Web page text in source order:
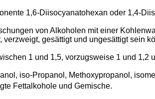
1,6-Diisocyanatohexan oder 1,4-
von Alkoholen mit einer
gesättigt und ungesättigt sein
1 und 1,5, vorzugsweise 1 und 1,2
iso-Propanol, Methoxypropanol,
Fettalkohole und Gemische.